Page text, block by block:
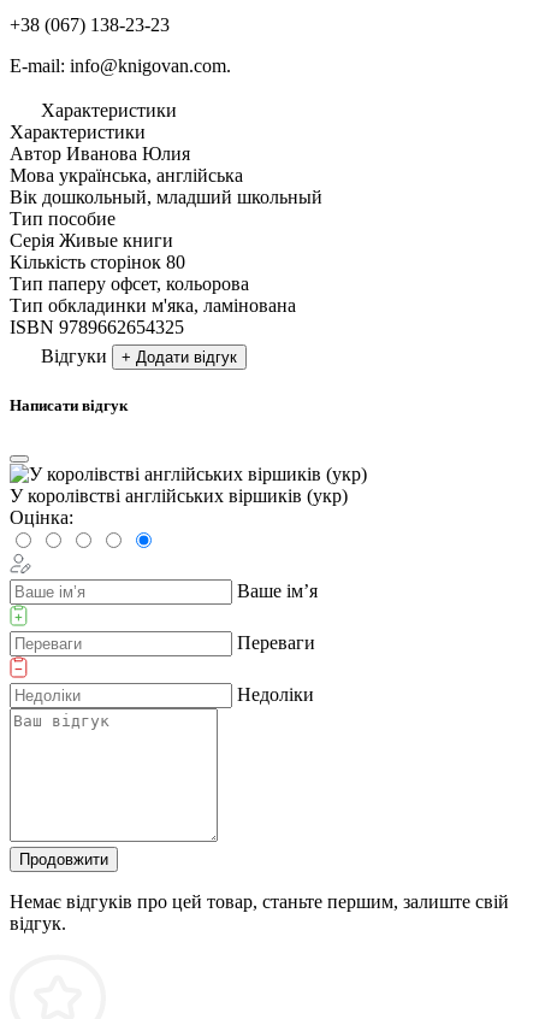
+38 (067) 138-23-23
E-mail: info@knigovan.com.
Характеристики
Характеристики
Автор Иванова Юлия
Мова українська, англійська
Вік дошкольный, младший школьный
Тип пособие
Серія Живые книги
Кількість сторінок 80
Тип паперу офсет, кольорова
Тип обкладинки м'яка, ламінована
ISBN 9789662654325
Відгуки
+ Додати відгук
Написати відгук
У королівстві англійських віршиків (укр)
Оцінка:
Ваше ім’я
Переваги
Недоліки
Продовжити
Немає відгуків про цей товар, станьте першим, залиште свій
відгук.